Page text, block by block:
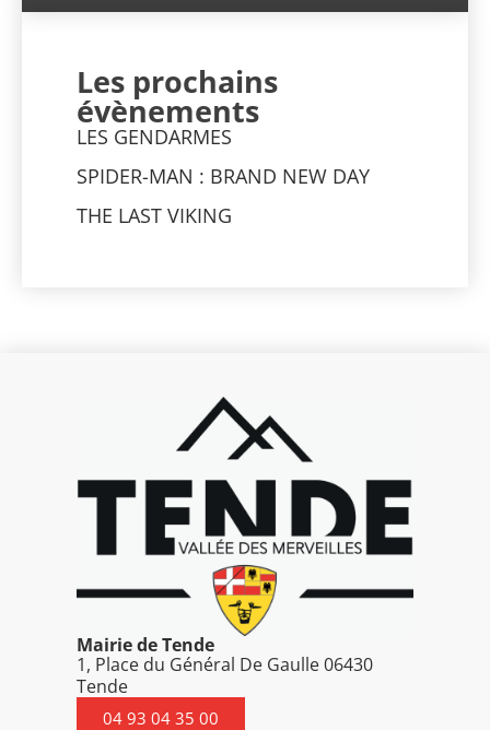
Les prochains
évènements
LES GENDARMES
SPIDER-MAN : BRAND NEW DAY
THE LAST VIKING
Mairie de Tende
1, Place du Général De Gaulle 06430
Tende
04 93 04 35 00